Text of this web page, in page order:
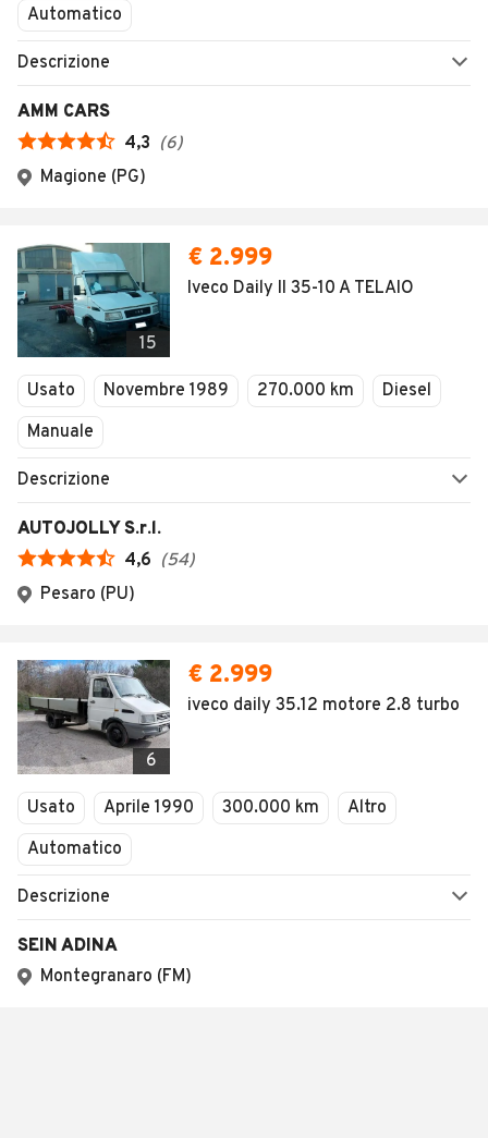
Automatico
Descrizione
AMM CARS
4,3 (6)
Magione (PG)
15
€ 2.999
Iveco Daily II 35-10 A TELAIO
Usato Novembre 1989 270.000 km
Diesel
Manuale
Descrizione
AUTOJOLLY S.r.l.
4,6 (54)
Pesaro (PU)
6
€ 2.999
iveco daily 35.12 motore 2.8 turbo
Usato Aprile 1990 300.000 km
Altro
Automatico
Descrizione
SEIN ADINA
Montegranaro (FM)